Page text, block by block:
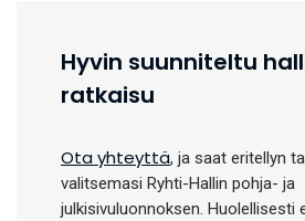
Hyvin suunniteltu
ratkaisu
Ota yhteyttä, ja saat eritellyn
valitsemasi Ryhti-Hallin pohja- ja
julkisivuluonnoksen. Huolellisesti